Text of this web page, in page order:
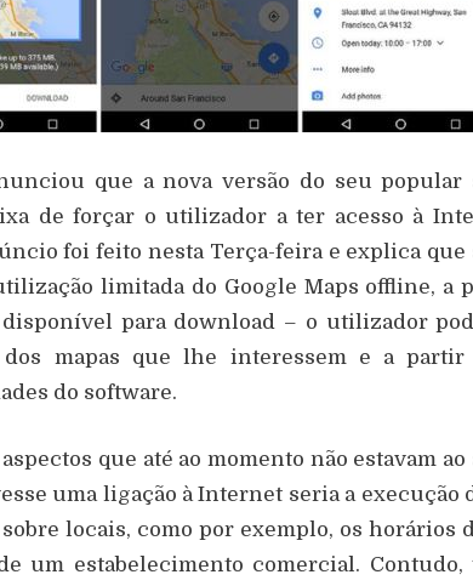
que a nova versão do seu popular
de forçar o utilizador a ter acesso à
foi feito nesta Terça-feira e explica que
limitada do Google Maps offline, a
para download – o utilizador
dos mapas que lhe interessem e a
do software.
que até ao momento não estavam
uma ligação à Internet seria a execução
locais, como por exemplo, os horários
um estabelecimento comercial.